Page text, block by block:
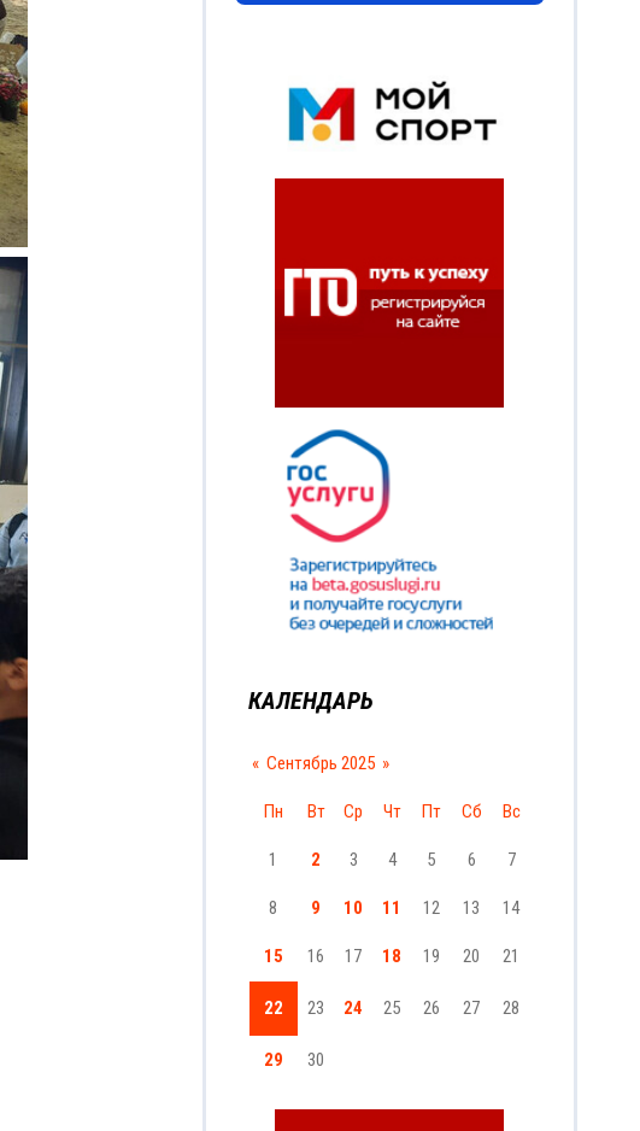
КАЛЕНДАРЬ
« Сентябрь 2025 »
Пн Вт Ср Чт Пт Сб Вс
1 2 3 4 5 6 7
8 9 10 11 12 13 14
15 16 17 18 19 20 21
22 23 24 25 26 27 28
29 30